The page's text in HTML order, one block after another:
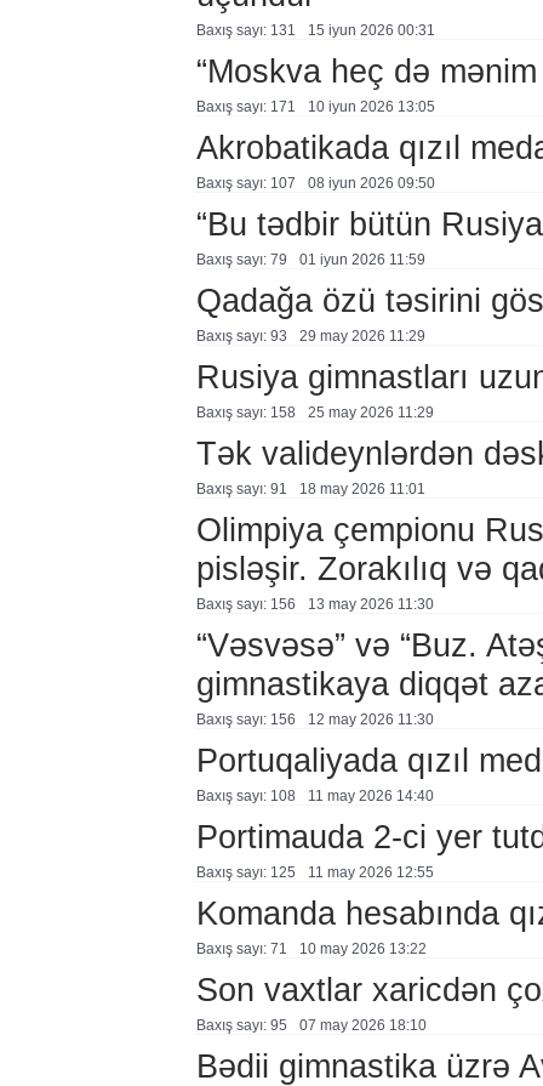
Baxış sayı: 131 15 i̇yun 2026 00:31
“Moskva heç də
Baxış sayı: 171 10 i̇yun 2026 13:05
Akrobatikada qızıl
Baxış sayı: 107 08 i̇yun 2026 09:50
“Bu tədbir bütün
Baxış sayı: 79 01 i̇yun 2026 11:59
Qadağa özü təsirini
Baxış sayı: 93 29 may 2026 11:29
Rusiya gimnastları
Baxış sayı: 158 25 may 2026 11:29
Tək valideynlərdən
Baxış sayı: 91 18 may 2026 11:01
Olimpiya çempionu
pisləşir. Zorakılıq və
Baxış sayı: 156 13 may 2026 11:30
“Vəsvəsə” və “Buz.
gimnastikaya diqqət
Baxış sayı: 156 12 may 2026 11:30
Portuqaliyada qızıl
Baxış sayı: 108 11 may 2026 14:40
Portimauda 2-ci yer
Baxış sayı: 125 11 may 2026 12:55
Komanda hesabında
Baxış sayı: 71 10 may 2026 13:22
Son vaxtlar xaricdən
Baxış sayı: 95 07 may 2026 18:10
Bədii gimnastika üzrə